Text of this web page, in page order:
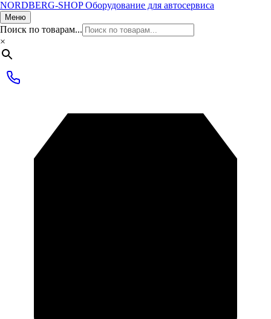
NORDBERG-SHOP Оборудование для автосервиса
Меню
Поиск по товарам...
×